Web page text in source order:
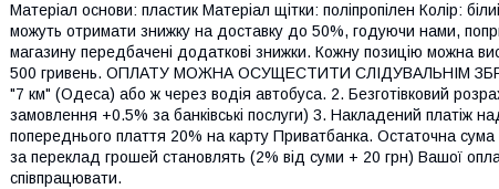
Матеріал основи: пластик Матеріал щітки: поліпропілен Колір:
можуть отримати знижку на доставку до 50%, годуючи нами,
магазину передбачені додаткові знижки. Кожну позицію можна
500 гривень. ОПЛАТУ МОЖНА ОСУЩЕСТИТИ СЛІДУВАЛЬНІМ
"7 км" (Одеса) або ж через водія автобуса. 2. Безготівковий
замовлення +0.5% за банківські послуги) 3. Накладений платіж
попереднього плаття 20% на карту Приватбанка. Остаточна
за переклад грошей становлять (2% від суми + 20 грн) Вашої
співпрацювати.